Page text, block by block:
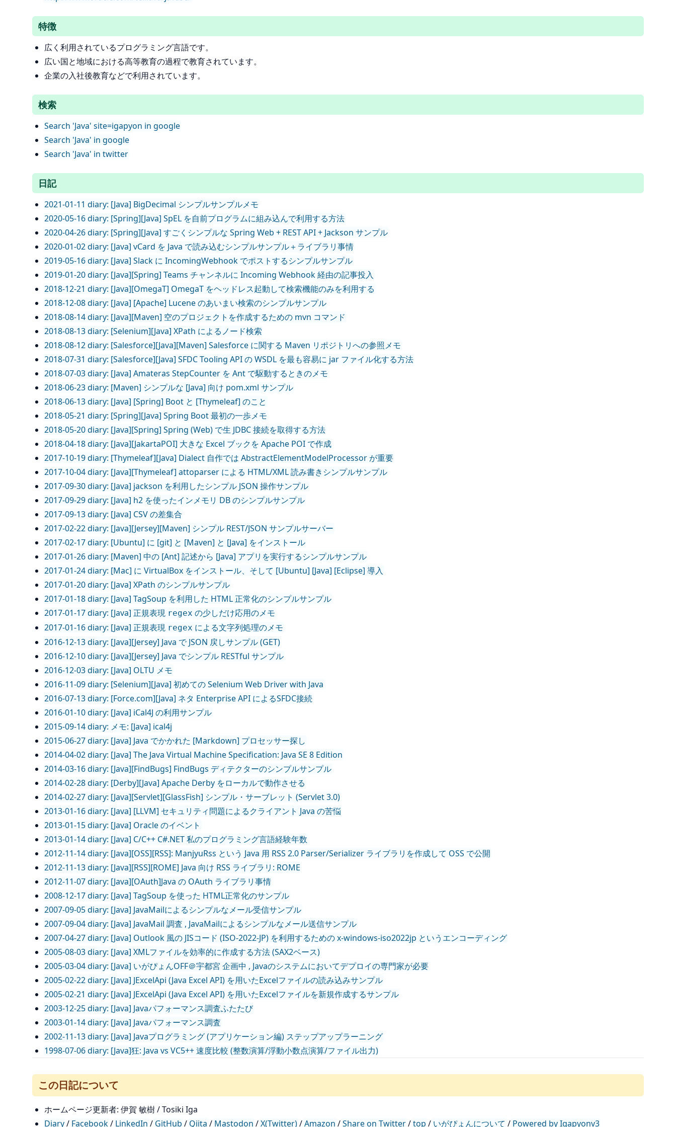
特徴
広く利用されているプログラミング言語です。
広い国と地域における高等教育の過程で教育されています。
企業の入社後教育などで利用されています。
検索
Search 'Java' site=igapyon in google
Search 'Java' in google
Search 'Java' in twitter
日記
2021-01-11 diary: [Java] BigDecimal シンプルサンプルメモ
2020-05-16 diary: [Spring][Java] SpEL を自前プログラムに組み込んで利用する方法
2020-04-26 diary: [Spring][Java] すごくシンプルな Spring Web + REST API + Jackson サンプル
2020-01-02 diary: [Java] vCard を Java で読み込むシンプルサンプル＋ライブラリ事情
2019-05-16 diary: [Java] Slack に IncomingWebhook でポストするシンプルサンプル
2019-01-20 diary: [Java][Spring] Teams チャンネルに Incoming Webhook 経由の記事投入
2018-12-21 diary: [Java][OmegaT] OmegaT をヘッドレス起動して検索機能のみを利用する
2018-12-08 diary: [Java] [Apache] Lucene のあいまい検索のシンプルサンプル
2018-08-14 diary: [Java][Maven] 空のプロジェクトを作成するための mvn コマンド
2018-08-13 diary: [Selenium][Java] XPath によるノード検索
2018-08-12 diary: [Salesforce][Java][Maven] Salesforce に関する Maven リポジトリへの参照メモ
2018-07-31 diary: [Salesforce][Java] SFDC Tooling API の WSDL を最も容易に jar ファイル化する方法
2018-07-03 diary: [Java] Amateras StepCounter を Ant で駆動するときのメモ
2018-06-23 diary: [Maven] シンプルな [Java] 向け pom.xml サンプル
2018-06-13 diary: [Java] [Spring] Boot と [Thymeleaf] のこと
2018-05-21 diary: [Spring][Java] Spring Boot 最初の一歩メモ
2018-05-20 diary: [Java][Spring] Spring (Web) で生 JDBC 接続を取得する方法
2018-04-18 diary: [Java][JakartaPOI] 大きな Excel ブックを Apache POI で作成
2017-10-19 diary: [Thymeleaf][Java] Dialect 自作では AbstractElementModelProcessor が重要
2017-10-04 diary: [Java][Thymeleaf] attoparser による HTML/XML 読み書きシンプルサンプル
2017-09-30 diary: [Java] jackson を利用したシンプル JSON 操作サンプル
2017-09-29 diary: [Java] h2 を使ったインメモリ DB のシンプルサンプル
2017-09-13 diary: [Java] CSV の差集合
2017-02-22 diary: [Java][Jersey][Maven] シンプル REST/JSON サンプルサーバー
2017-02-17 diary: [Ubuntu] に [git] と [Maven] と [Java] をインストール
2017-01-26 diary: [Maven] 中の [Ant] 記述から [Java] アプリを実行するシンプルサンプル
2017-01-24 diary: [Mac] に VirtualBox をインストール、そして [Ubuntu] [Java] [Eclipse] 導入
2017-01-20 diary: [Java] XPath のシンプルサンプル
2017-01-18 diary: [Java] TagSoup を利用した HTML 正常化のシンプルサンプル
2017-01-17 diary: [Java] 正規表現 regex の少しだけ応用のメモ
2017-01-16 diary: [Java] 正規表現 regex による文字列処理のメモ
2016-12-13 diary: [Java][Jersey] Java で JSON 戻しサンプル (GET)
2016-12-10 diary: [Java][Jersey] Java でシンプル RESTful サンプル
2016-12-03 diary: [Java] OLTU メモ
2016-11-09 diary: [Selenium][Java] 初めての Selenium Web Driver with Java
2016-07-13 diary: [Force.com][Java] ネタ Enterprise API によるSFDC接続
2016-01-10 diary: [Java] iCal4J の利用サンプル
2015-09-14 diary: メモ: [Java] ical4j
2015-06-27 diary: [Java] Java でかかれた [Markdown] プロセッサー探し
2014-04-02 diary: [Java] The Java Virtual Machine Specification: Java SE 8 Edition
2014-03-16 diary: [Java][FindBugs] FindBugs ディテクターのシンプルサンプル
2014-02-28 diary: [Derby][Java] Apache Derby をローカルで動作させる
2014-02-27 diary: [Java][Servlet][GlassFish] シンプル・サーブレット (Servlet 3.0)
2013-01-16 diary: [Java] [LLVM] セキュリティ問題によるクライアント Java の苦悩
2013-01-15 diary: [Java] Oracle のイベント
2013-01-14 diary: [Java] C/C++ C#.NET 私のプログラミング言語経験年数
2012-11-14 diary: [Java][OSS][RSS]: ManjyuRss という Java 用 RSS 2.0 Parser/Serializer ライブラリを作成して OSS で公開
2012-11-13 diary: [Java][RSS][ROME] Java 向け RSS ライブラリ: ROME
2012-11-07 diary: [Java][OAuth]Java の OAuth ライブラリ事情
2008-12-17 diary: [Java] TagSoup を使った HTML正常化のサンプル
2007-09-05 diary: [Java] JavaMailによるシンプルなメール受信サンプル
2007-09-04 diary: [Java] JavaMail 調査 , JavaMailによるシンプルなメール送信サンプル
2007-04-27 diary: [Java] Outlook 風の JISコード (ISO-2022-JP) を利用するための x-windows-iso2022jp というエンコーディング
2005-08-03 diary: [Java] XMLファイルを効率的に作成する方法 (SAX2ベース)
2005-03-04 diary: [Java] いがぴょんOFF＠宇都宮 企画中 , Javaのシステムにおいてデプロイの専門家が必要
2005-02-22 diary: [Java] JExcelApi (Java Excel API) を用いたExcelファイルの読み込みサンプル
2005-02-21 diary: [Java] JExcelApi (Java Excel API) を用いたExcelファイルを新規作成するサンプル
2003-12-25 diary: [Java] Javaパフォーマンス調査ふたたび
2003-01-14 diary: [Java] Javaパフォーマンス調査
2002-11-13 diary: [Java] Javaプログラミング (アプリケーション編) ステップアップラーニング
1998-07-06 diary: [Java]狂: Java vs VC5++ 速度比較 (整数演算/浮動小数点演算/ファイル出力)
この日記について
ホームページ更新者: 伊賀 敏樹 / Tosiki Iga
Diary/ Facebook/ LinkedIn / GitHub / Qiita / Mastodon /X(Twitter)/Amazon /Share on Twitter/top / いがぴょんについて / Powered by Igapyonv3